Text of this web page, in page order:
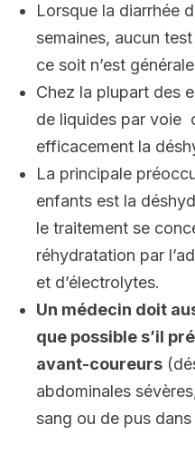
Lorsque la diarrhée
semaines, aucun
ce soit n’est
Chez la plupart des
de liquides par voie
efficacement la
La principale
enfants est la
le traitement se
réhydratation par
et d’électrolytes.
Un médecin doit
que possible s’il
avant-coureurs
abdominales
sang ou de pus dans